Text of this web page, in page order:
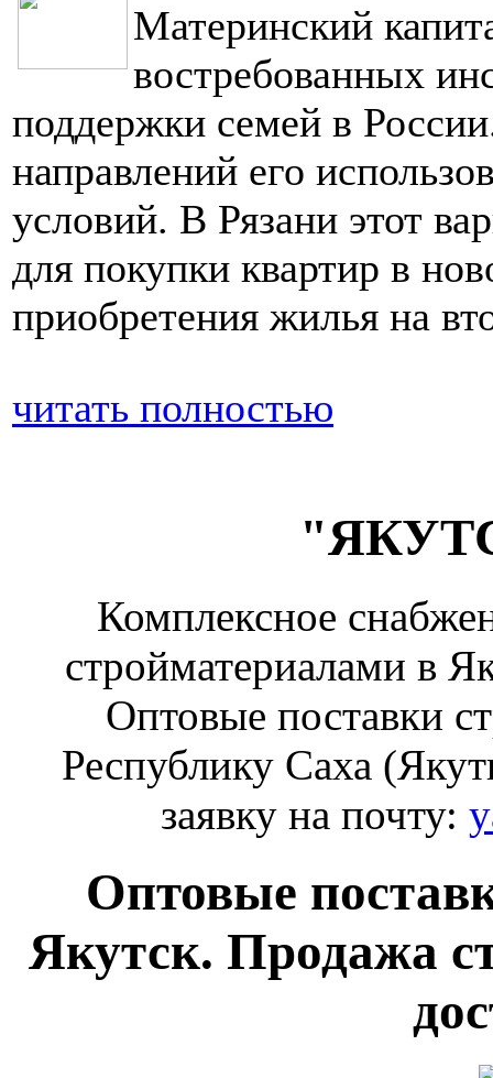
Материнский
востребованных
поддержки семей в
направлений его
условий. В Рязани этот
для покупки квартир в
приобретения жилья на
читать полностью
Комплексное
стройматериалами в
Оптовые поставки
Республику Саха
заявку на почту:
Оптовые
Якутск. Продажа